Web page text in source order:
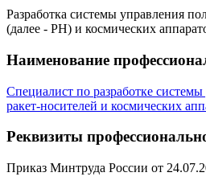
Разработка системы управления
(далее - РН) и космических
Наименование
Специалист по разработке
ракет-носителей и космических
Реквизиты
Приказ Минтруда России от